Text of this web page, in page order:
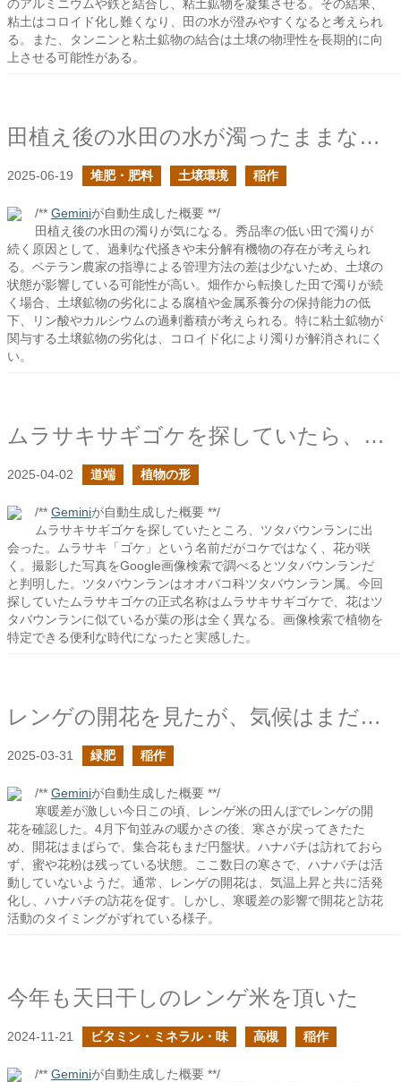
のアルミニウムや鉄と結合し、粘土鉱物を凝集させる。その結果、
粘土はコロイド化し難くなり、田の水が澄みやすくなると考えられ
る。また、タンニンと粘土鉱物の結合は土壌の物理性を長期的に向
上させる可能性がある。
田植え後の水田の水が濁ったままなのは何故なのだろうか？
2025-06-19 堆肥・肥料 土壌環境 稲作
/** Geminiが自動生成した概要 **/
田植え後の水田の濁りが気になる。秀品率の低い田で濁りが
続く原因として、過剰な代掻きや未分解有機物の存在が考えられ
る。ベテラン農家の指導による管理方法の差は少ないため、土壌の
状態が影響している可能性が高い。畑作から転換した田で濁りが続
く場合、土壌鉱物の劣化による腐植や金属系養分の保持能力の低
下、リン酸やカルシウムの過剰蓄積が考えられる。特に粘土鉱物が
関与する土壌鉱物の劣化は、コロイド化により濁りが解消されにく
い。
ムラサキサギゴケを探していたら、ツタバウンランらしき草に出会った
2025-04-02 道端 植物の形
/** Geminiが自動生成した概要 **/
ムラサキサギゴケを探していたところ、ツタバウンランに出
会った。ムラサキ「ゴケ」という名前だがコケではなく、花が咲
く。撮影した写真をGoogle画像検索で調べるとツタバウンランだ
と判明した。ツタバウンランはオオバコ科ツタバウンラン属。今回
探していたムラサキゴケの正式名称はムラサキサギゴケで、花はツ
タバウンランに似ているが葉の形は全く異なる。画像検索で植物を
特定できる便利な時代になったと実感した。
レンゲの開花を見たが、気候はまだ寒い
2025-03-31 緑肥 稲作
/** Geminiが自動生成した概要 **/
寒暖差が激しい今日この頃、レンゲ米の田んぼでレンゲの開
花を確認した。4月下旬並みの暖かさの後、寒さが戻ってきたた
め、開花はまばらで、集合花もまだ円盤状。ハナバチは訪れておら
ず、蜜や花粉は残っている状態。ここ数日の寒さで、ハナバチは活
動していないようだ。通常、レンゲの開花は、気温上昇と共に活発
化し、ハナバチの訪花を促す。しかし、寒暖差の影響で開花と訪花
活動のタイミングがずれている様子。
今年も天日干しのレンゲ米を頂いた
2024-11-21 ビタミン・ミネラル・味 高槻 稲作
/** Geminiが自動生成した概要 **/